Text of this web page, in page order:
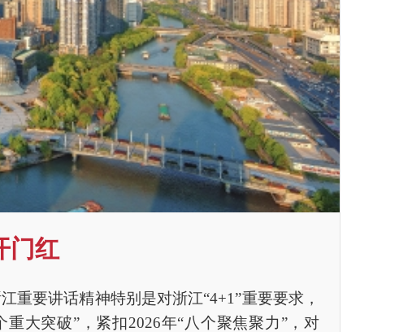
门红
要讲话精神特别是对浙江“4+1”重要要求，
大突破”，紧扣2026年“八个聚焦聚力”，对